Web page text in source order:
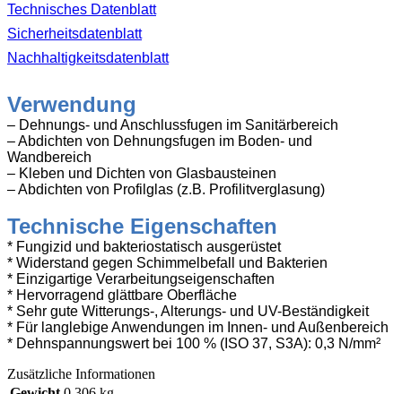
Technisches Datenblatt
Sicherheitsdatenblatt
Nachhaltigkeitsdatenblatt
Verwendung
– Dehnungs- und Anschlussfugen im Sanitärbereich
– Abdichten von Dehnungsfugen im Boden- und
Wandbereich
– Kleben und Dichten von Glasbausteinen
– Abdichten von Profilglas (z.B. Profilitverglasung)
Technische Eigenschaften
* Fungizid und bakteriostatisch ausgerüstet
* Widerstand gegen Schimmelbefall und Bakterien
* Einzigartige Verarbeitungseigenschaften
* Hervorragend glättbare Oberfläche
* Sehr gute Witterungs-, Alterungs- und UV-Beständigkeit
* Für langlebige Anwendungen im Innen- und Außenbereich
* Dehnspannungswert bei 100 % (ISO 37, S3A): 0,3 N/mm²
Zusätzliche Informationen